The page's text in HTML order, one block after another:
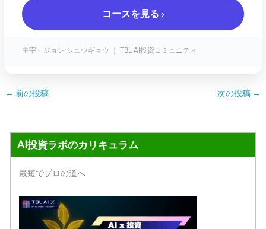
コースを見る ›
主宰・ジョン シュウギョウ ｜ TBL AI投資コミュニティ
← 前の投稿 次の投稿 →
AI投資ラボのカリキュラム
最短でプロの道へ